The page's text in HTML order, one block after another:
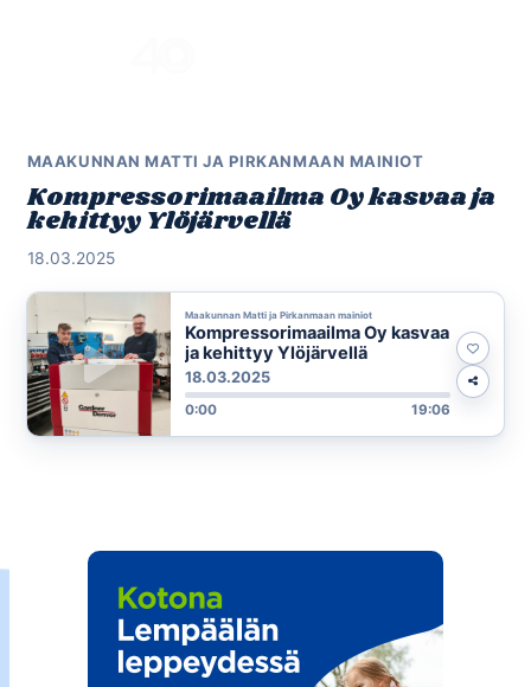
MAAKUNNAN MATTI JA PIRKANMAAN MAINIOT
Kompressorimaailma Oy kasvaa ja
kehittyy Ylöjärvellä
18.03.2025
Maakunnan Matti ja Pirkanmaan mainiot
Kompressorimaailma Oy kasvaa
ja kehittyy Ylöjärvellä
18.03.2025
0:00 19:06